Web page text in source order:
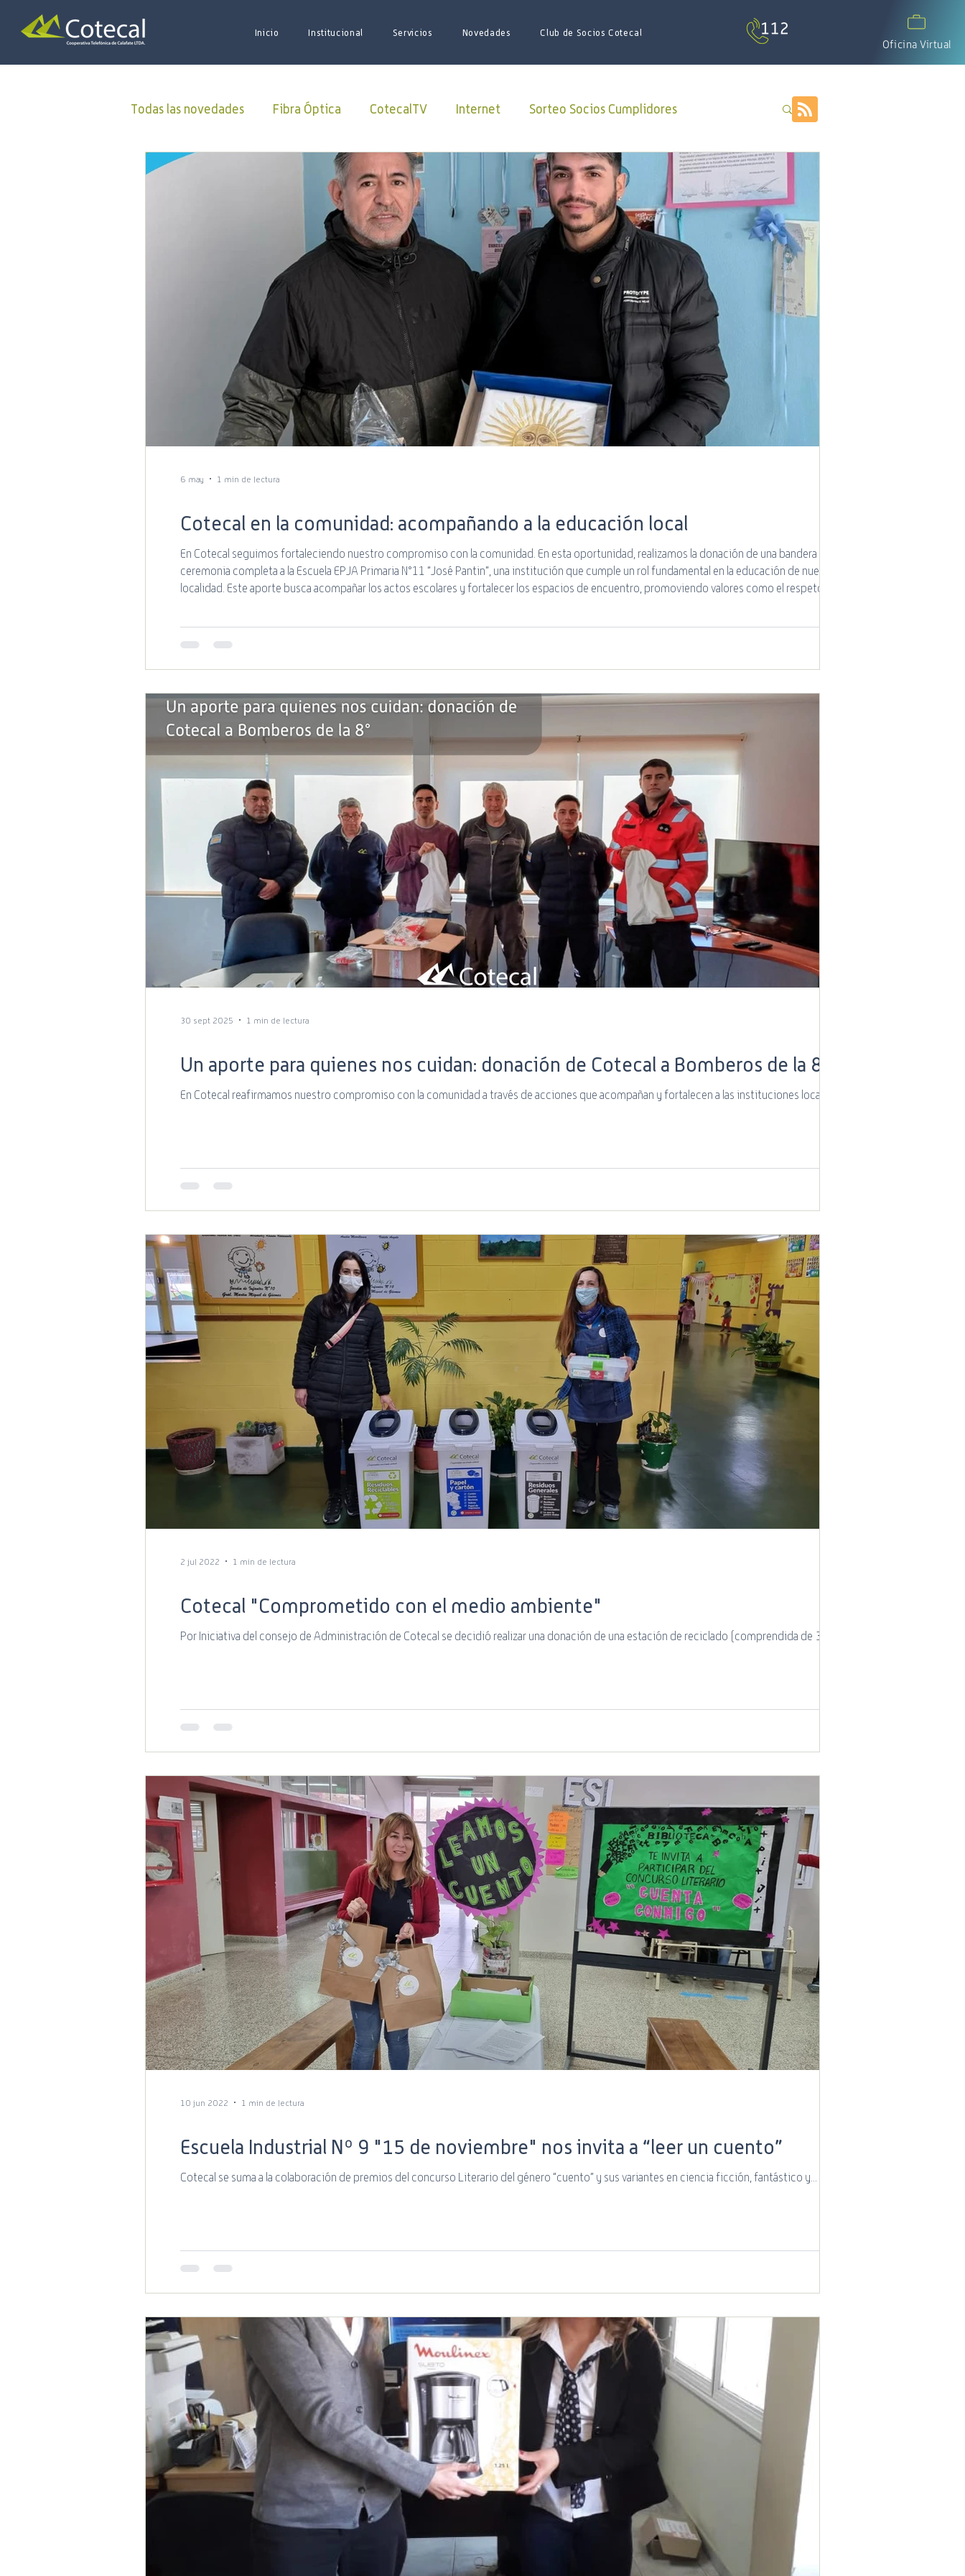
Inicio Institucional Servicios Novedades Club de Socios Cotecal
Oficina Virtual
Todas las novedades Fibra Óptica CotecalTV Internet Sorteo Socios Cumplidores
Donaciones Redes Sociales facebook Paquete Futbol APP Cotecal
50 Aniversario Juego de Tronos Futbol Superliga El Calafate
Capacitaciones iniciativas ARSAT Lago Roca socios día del padre
Estado de servicio Banda Negativa Guía Cotecal
Mundial de Rugby
Cotecal en la comunidad: acompañando a la educación local
En Cotecal seguimos fortaleciendo nuestro compromiso con la comunidad. En esta oportunidad, realizamos la donación de una bandera de
ceremonia completa a la Escuela EPJA Primaria N°11 “José Pantin”, una institución que cumple un rol fundamental en la educación de nuestra
localidad. Este aporte busca acompañar los actos escolares y fortalecer los espacios de encuentro, promoviendo valores como el respeto, la
6 may 1 min de lectura
Un aporte para quienes nos cuidan: donación de Cotecal a Bomberos de la 8°
En Cotecal reafirmamos nuestro compromiso con la comunidad a través de acciones que acompañan y fortalecen a las instituciones locales....
30 sept 2025 1 min de lectura
Cotecal "Comprometido con el medio ambiente"
Por Iniciativa del consejo de Administración de Cotecal se decidió realizar una donación de una estación de reciclado (comprendida de 3...
2 jul 2022 1 min de lectura
Escuela Industrial Nº 9 "15 de noviembre" nos invita a “leer un cuento”
Cotecal se suma a la colaboración de premios del concurso Literario del género “cuento” y sus variantes en ciencia ficción, fantástico y...
10 jun 2022 1 min de lectura